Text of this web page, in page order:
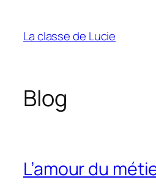
contenu
La classe de Lucie
Blog
L’amour du